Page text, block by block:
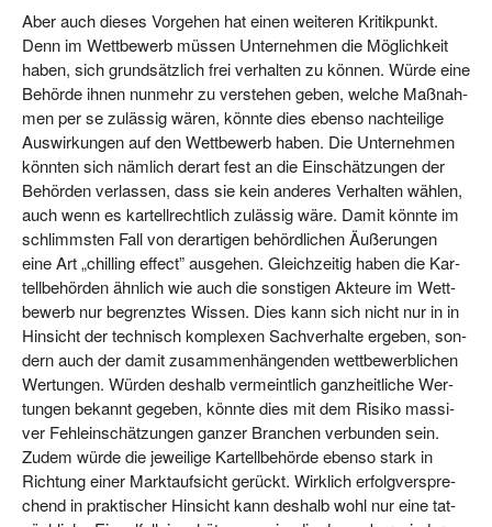
Aber auch die­ses Vor­ge­hen hat einen wei­te­ren Kri­tik­punkt.
Denn im Wett­be­werb müs­sen Unter­neh­men die Mög­lich­keit
haben, sich grund­sätz­lich frei ver­hal­ten zu kön­nen. Wür­de eine
Behör­de ihnen nun­mehr zu ver­ste­hen geben, wel­che Maß­nah­
men per se zuläs­sig wären, könn­te dies eben­so nach­tei­li­ge
Aus­wir­kun­gen auf den Wett­be­werb haben. Die Unter­neh­men
könn­ten sich näm­lich der­art fest an die Ein­schät­zun­gen der
Behör­den ver­las­sen, dass sie kein ande­res Ver­hal­ten wäh­len,
auch wenn es kar­tell­recht­lich zuläs­sig wäre. Damit könn­te im
schlimms­ten Fall von der­ar­ti­gen behörd­li­chen Äuße­run­gen
eine Art „chil­ling effect” aus­ge­hen. Gleich­zei­tig haben die Kar­
tell­be­hör­den ähn­lich wie auch die sons­ti­gen Akteu­re im Wett­
be­werb nur begrenz­tes Wis­sen. Dies kann sich nicht nur in in
Hin­sicht der tech­nisch kom­ple­xen Sach­ver­hal­te erge­ben, son­
dern auch der damit zusam­men­hän­gen­den wett­be­werb­li­chen
Wer­tun­gen. Wür­den des­halb ver­meint­lich ganz­heit­li­che Wer­
tun­gen bekannt gege­ben, könn­te dies mit dem Risi­ko mas­si­
ver Fehl­ein­schät­zun­gen gan­zer Bran­chen ver­bun­den sein.
Zudem wür­de die jewei­li­ge Kar­tell­be­hör­de eben­so stark in
Rich­tung einer Markt­auf­sicht gerückt. Wirk­lich erfolg­ver­spre­
chend in prak­ti­scher Hin­sicht kann des­halb wohl nur eine tat­